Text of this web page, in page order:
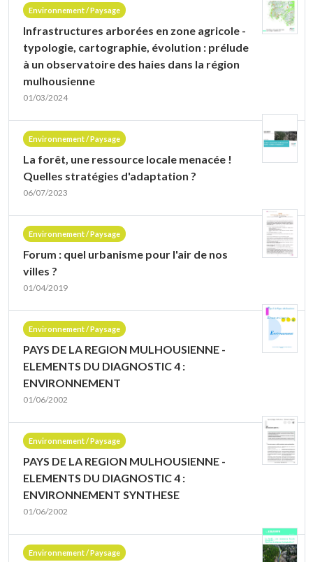
Environnement / Paysage
Infrastructures arborées en zone agricole -
typologie, cartographie, évolution : prélude
à un observatoire des haies dans la région
mulhousienne
01/03/2024
Environnement / Paysage
La forêt, une ressource locale menacée !
Quelles stratégies d'adaptation ?
06/07/2023
Environnement / Paysage
Forum : quel urbanisme pour l'air de nos
villes ?
01/04/2019
Environnement / Paysage
PAYS DE LA REGION MULHOUSIENNE -
ELEMENTS DU DIAGNOSTIC 4 :
ENVIRONNEMENT
01/06/2002
Environnement / Paysage
PAYS DE LA REGION MULHOUSIENNE -
ELEMENTS DU DIAGNOSTIC 4 :
ENVIRONNEMENT SYNTHESE
01/06/2002
Environnement / Paysage